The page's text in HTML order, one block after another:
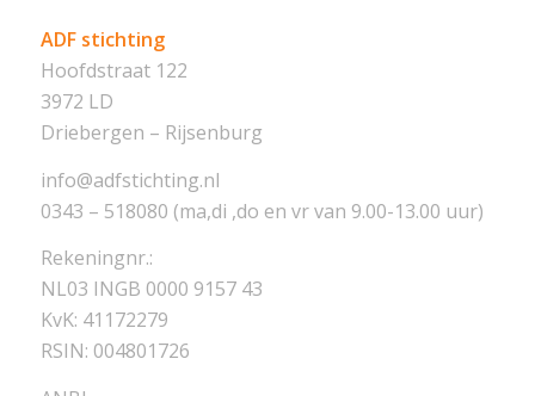
ADF stichting
Hoofdstraat 122
3972 LD
Driebergen – Rijsenburg
info@adfstichting.nl
0343 – 518080 (ma,di ,do en vr van 9.00-13.00 uur)
Rekeningnr.:
NL03 INGB 0000 9157 43
KvK: 41172279
RSIN: 004801726